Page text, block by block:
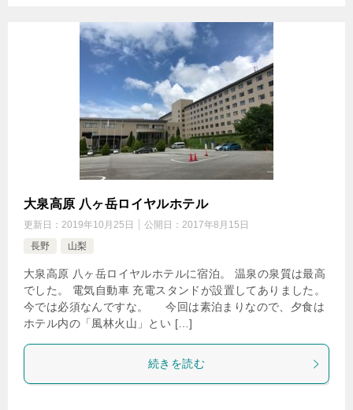
大泉高原 八ヶ岳ロイヤルホテル
更新日： 2019年10月25日 公開日： 2017年8月15日
長野
山梨
大泉高原 八ヶ岳ロイヤルホテルに宿泊。 温泉の泉質は最高
でした。 電気自動車 充電スタンドが設置してありました。
今では必須なんですな。 今回は素泊まりなので、夕食は
ホテル内の「風林火山」とい […]
続きを読む